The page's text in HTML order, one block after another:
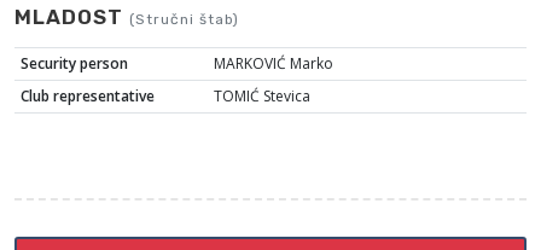
MLADOST (Stručni štab)
Security person
MARKOVIĆ Marko
Club representative
TOMIĆ Stevica